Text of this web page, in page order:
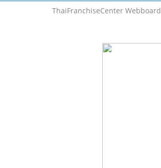
ThaiFranchiseCenter Webboard